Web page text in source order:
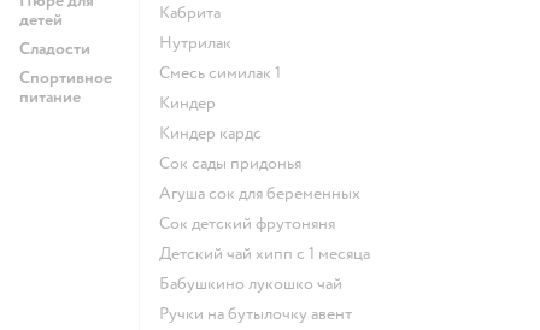
детей
Сладости
Спортивное
питание
кабрита
нутрилак
смесь симилак 1
киндер
киндер кардс
сок сады придонья
агуша сок для беременных
сок детский фрутоняня
детский чай хипп с 1 месяца
бабушкино лукошко чай
ручки на бутылочку авент